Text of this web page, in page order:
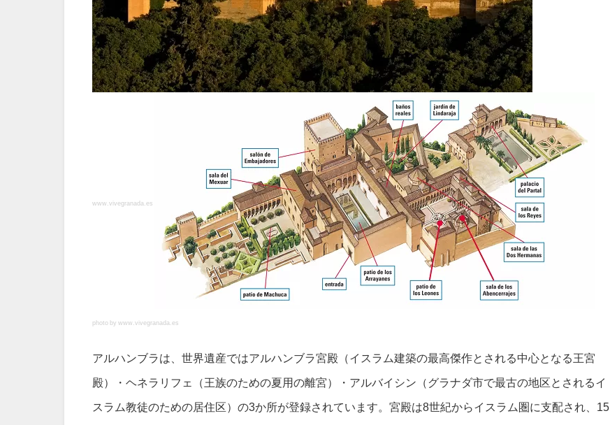
www.vivegranada.es
photo by www.vivegranada.es
アルハンブラは、世界遺産ではアルハンブラ宮殿（イスラム建築の最高傑作とされる中心となる王宮
殿）・ヘネラリフェ（王族のための夏用の離宮）・アルバイシン（グラナダ市で最古の地区とされるイ
スラム教徒のための居住区）の3か所が登録されています。宮殿は8世紀からイスラム圏に支配され、15